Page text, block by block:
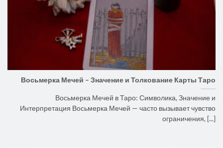
Восьмерка Мечей – Значение и Толкование Карты Таро
Восьмерка Мечей в Таро: Символика, Значение и
Интерпретация Восьмерка Мечей — часто вызывает чувство
ограничения, [...]